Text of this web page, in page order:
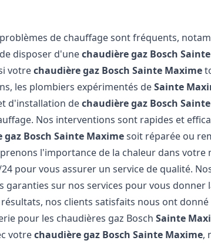
de chauffage sont fréquents,
disposer d'unechaudière gaz Bosch
votrechaudière gaz Bosch Sainte Maxime
les plombiers expérimentés deSainte
d'installation dechaudière gaz Bosch
Nos interventions sont rapides et
gaz Bosch Sainte Maximesoit réparée ou
l'importance de la chaleur dans votre
pour vous assurer un service de qualité.
sur nos services pour vous donner
nos clients satisfaits nous ont donné
pour les chaudières gaz BoschSainte
votrechaudière gaz Bosch Sainte Maxime,